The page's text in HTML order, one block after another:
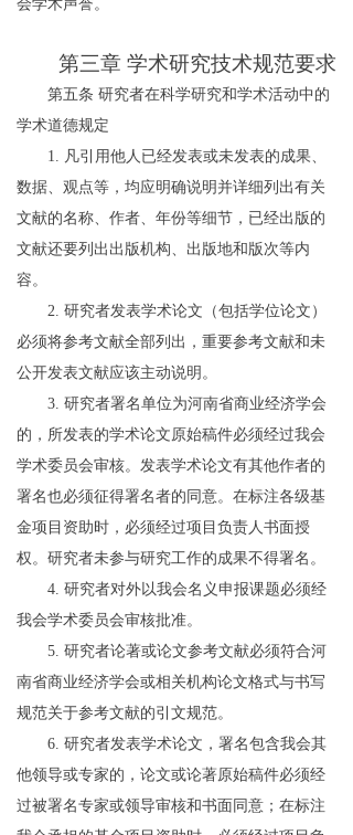
会学术声誉。
第三章 学术研究技术规范要求
第五条 研究者在科学研究和学术活动中的
学术道德规定
1. 凡引用他人已经发表或未发表的成果、
数据、观点等，均应明确说明并详细列出有关
文献的名称、作者、年份等细节，已经出版的
文献还要列出出版机构、出版地和版次等内
容。
2. 研究者发表学术论文（包括学位论文）
必须将参考文献全部列出，重要参考文献和未
公开发表文献应该主动说明。
3. 研究者署名单位为河南省商业经济学会
的，所发表的学术论文原始稿件必须经过我会
学术委员会审核。发表学术论文有其他作者的
署名也必须征得署名者的同意。在标注各级基
金项目资助时，必须经过项目负责人书面授
权。研究者未参与研究工作的成果不得署名。
4. 研究者对外以我会名义申报课题必须经
我会学术委员会审核批准。
5. 研究者论著或论文参考文献必须符合河
南省商业经济学会或相关机构论文格式与书写
规范关于参考文献的引文规范。
6. 研究者发表学术论文，署名包含我会其
他领导或专家的，论文或论著原始稿件必须经
过被署名专家或领导审核和书面同意；在标注